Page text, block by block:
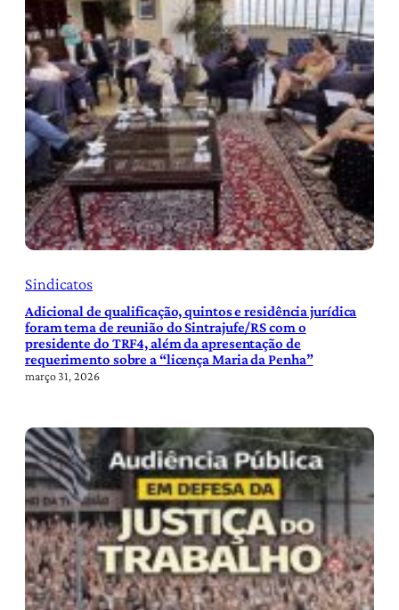
Sindicatos
Adicional de qualificação, quintos e residência jurídica
foram tema de reunião do Sintrajufe/RS com o
presidente do TRF4, além da apresentação de
requerimento sobre a “licença Maria da Penha”
março 31, 2026